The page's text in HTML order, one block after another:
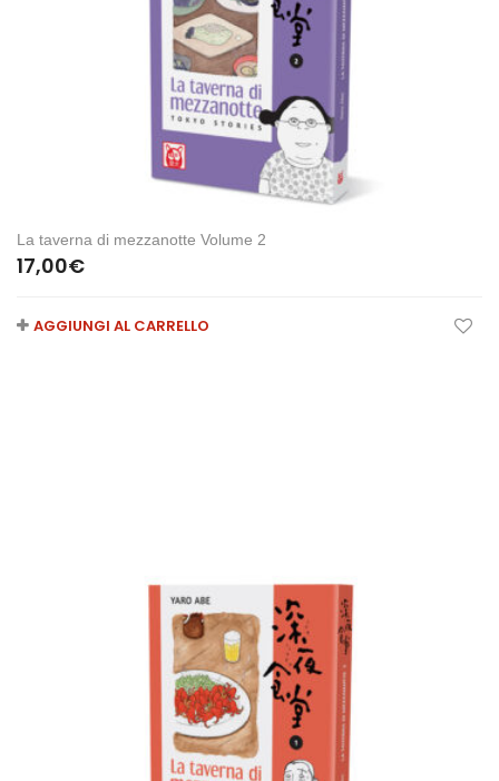
La taverna di mezzanotte Volume 2
17,00€
AGGIUNGI AL CARRELLO